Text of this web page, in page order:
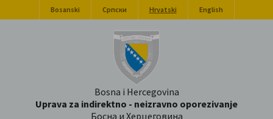
Bosanski Српски Hrvatski English
Bosna i Hercegovina
Uprava za indirektno - neizravno oporezivanje
Босна и Херцеговина